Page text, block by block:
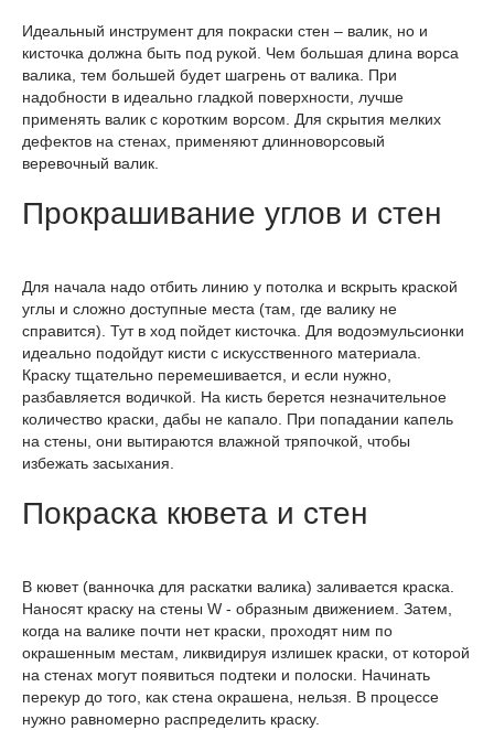
Идеальный инструмент для покраски стен – валик, но и
кисточка должна быть под рукой. Чем большая длина ворса
валика, тем большей будет шагрень от валика. При
надобности в идеально гладкой поверхности, лучше
применять валик с коротким ворсом. Для скрытия мелких
дефектов на стенах, применяют длинноворсовый
веревочный валик.
Прокрашивание углов и стен
Для начала надо отбить линию у потолка и вскрыть краской
углы и сложно доступные места (там, где валику не
справится). Тут в ход пойдет кисточка. Для водоэмульсионки
идеально подойдут кисти с искусственного материала.
Краску тщательно перемешивается, и если нужно,
разбавляется водичкой. На кисть берется незначительное
количество краски, дабы не капало. При попадании капель
на стены, они вытираются влажной тряпочкой, чтобы
избежать засыхания.
Покраска кювета и стен
В кювет (ванночка для раскатки валика) заливается краска.
Наносят краску на стены W - образным движением. Затем,
когда на валике почти нет краски, проходят ним по
окрашенным местам, ликвидируя излишек краски, от которой
на стенах могут появиться подтеки и полоски. Начинать
перекур до того, как стена окрашена, нельзя. В процессе
нужно равномерно распределить краску.